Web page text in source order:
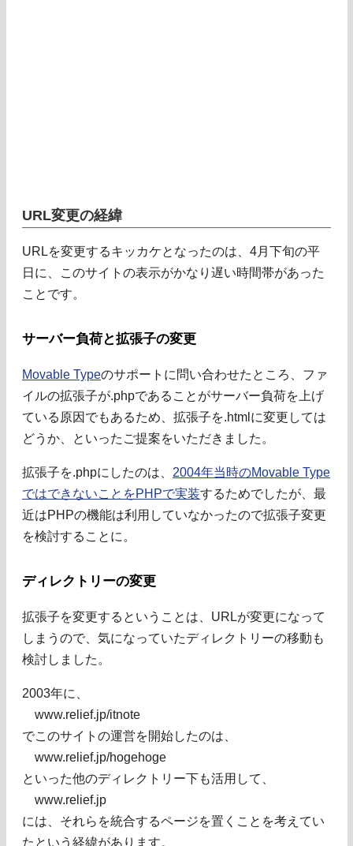
URL変更の経緯
URLを変更するキッカケとなったのは、4月下旬の平
日に、このサイトの表示がかなり遅い時間帯があった
ことです。
サーバー負荷と拡張子の変更
Movable Typeのサポートに問い合わせたところ、ファ
イルの拡張子が.phpであることがサーバー負荷を上げ
ている原因でもあるため、拡張子を.htmlに変更しては
どうか、といったご提案をいただきました。
拡張子を.phpにしたのは、 2004年当時のMovable Type
ではできないことをPHPで実装するためでしたが、最
近はPHPの機能は利用していなかったので拡張子変更
を検討することに。
ディレクトリーの変更
拡張子を変更するということは、URLが変更になって
しまうので、気になっていたディレクトリーの移動も
検討しました。
2003年に、
www.relief.jp/itnote
でこのサイトの運営を開始したのは、
www.relief.jp/hogehoge
といった他のディレクトリー下も活用して、
www.relief.jp
には、それらを統合するページを置くことを考えてい
たという経緯があります。